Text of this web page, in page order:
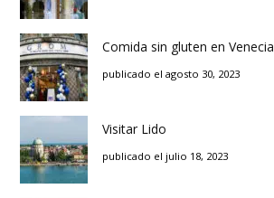
Comida sin gluten en Venecia
publicado el agosto 30, 2023
Visitar Lido
publicado el julio 18, 2023